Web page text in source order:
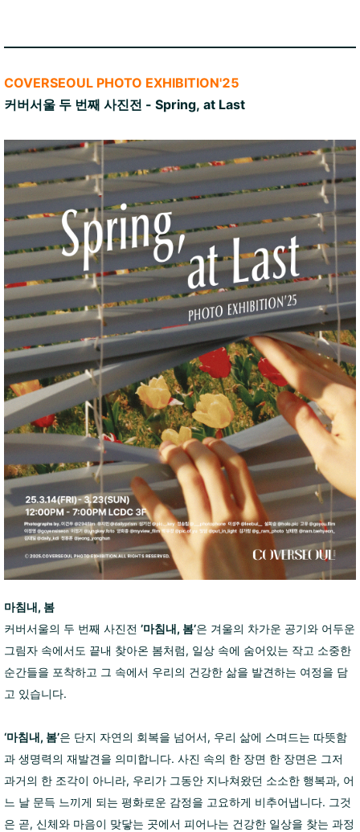
COVERSEOUL PHOTO EXHIBITION'25
커버서울 두 번째 사진전 - Spring, at Last
마침내, 봄
커버서울의 두 번째 사진전 ’마침내, 봄’은 겨울의 차가운 공기와 어두운
그림자 속에서도 끝내 찾아온 봄처럼, 일상 속에 숨어있는 작고 소중한
순간들을 포착하고 그 속에서 우리의 건강한 삶을 발견하는 여정을 담
고 있습니다.
‘마침내, 봄’은 단지 자연의 회복을 넘어서, 우리 삶에 스며드는 따뜻함
과 생명력의 재발견을 의미합니다. 사진 속의 한 장면 한 장면은 그저
과거의 한 조각이 아니라, 우리가 그동안 지나쳐왔던 소소한 행복과, 어
느 날 문득 느끼게 되는 평화로운 감정을 고요하게 비추어냅니다. 그것
은 곧, 신체와 마음이 맞닿는 곳에서 피어나는 건강한 일상을 찾는 과정